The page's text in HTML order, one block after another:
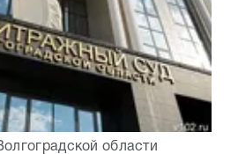
области